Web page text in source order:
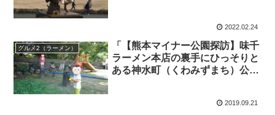
2022.02.24
グルメ2（ラーメン）
「【熊本マイナー公園探訪】味千
ラーメン本店の裏手にひっそりと
ある神水町（くわみずまち）公園
2019.09.21